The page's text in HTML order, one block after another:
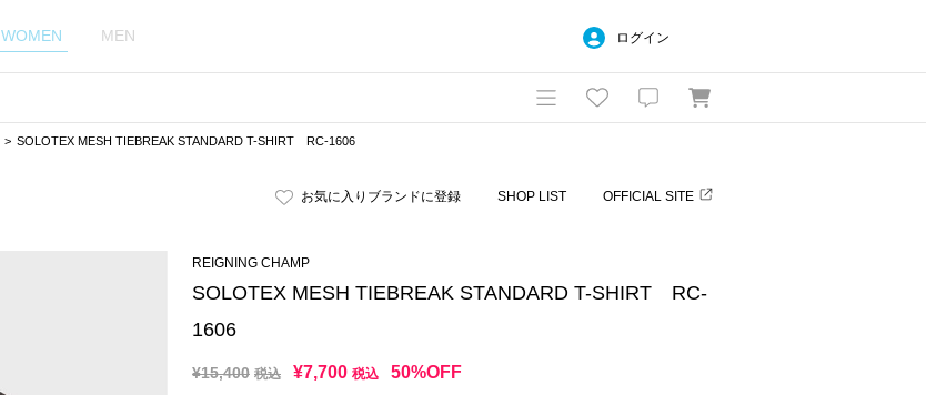
WOMEN MEN ログイン
SOLOTEX MESH TIEBREAK STANDARD T-SHIRT RC-1606
お気に入りブランドに登録 SHOP LIST OFFICIAL SITE
REIGNING CHAMP
SOLOTEX MESH TIEBREAK STANDARD T-SHIRT RC-
1606
¥15,400 税込 ¥7,700 税込 50%OFF